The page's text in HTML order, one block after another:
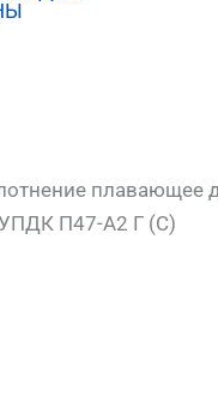
плавающее
П47-А2 Г (С)